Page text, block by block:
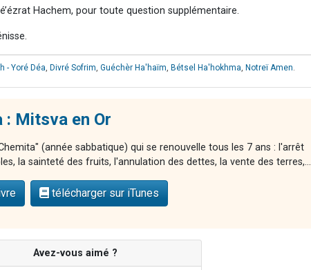
Hachem, pour toute question supplémentaire.
- Yoré Déa Divré Sofrim Guéchèr Ha'haïm Bétsel Ha'hokhma Notreï Amen
: Mitsva en Or
(année sabbatique) qui se renouvelle tous les 7 ans : l'arrêt
la sainteté des fruits, l'annulation des dettes, la vente des terres,...
télécharger sur iTunes
Avez-vous aimé ?